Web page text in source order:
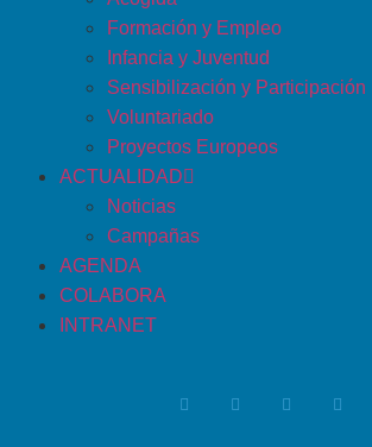
Formación y Empleo
Infancia y Juventud
Sensibilización y Participación
Voluntariado
Proyectos Europeos
ACTUALIDAD
Noticias
Campañas
AGENDA
COLABORA
INTRANET